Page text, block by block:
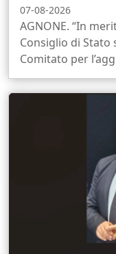
07-08-2026
AGNONE. “In
Consiglio di
Comitato per